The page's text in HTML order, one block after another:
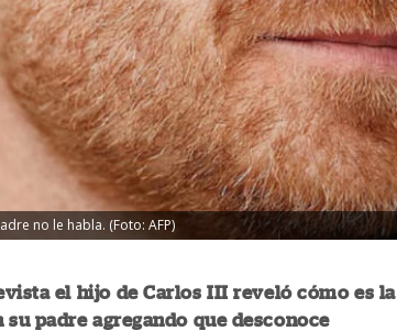
no le habla. (Foto: AFP)
el hijo deCarlos III reveló cómo es la
padre agregando que desconoce